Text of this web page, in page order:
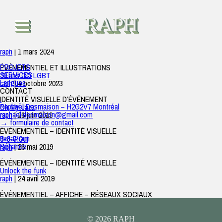
PROJETS
SERVICES
Langues
CONTACT
.
Raphaël Desmaison – H2G2V7 Montréal
raphael.desmaison@gmail.com
→ formulaire de contact
—
Instagram
Béhance
RAPH
|7 août 2025
ÉVÉNEMENTIEL
raph | 1 mars 2024
ÉVÉNEMENTIEL ET ILLUSTRATIONS
30 ans CQ LGBT
raph|4 octobre 2023
IDENTITÉ VISUELLE D’ÉVÉNEMENT
Oh My Jazz
raph|26 juin 2019
ÉVÉNEMENTIEL – IDENTITÉ VISUELLE
5-6-7 Oui
raph|26 mai 2019
ÉVÉNEMENTIEL – IDENTITÉ VISUELLE
Unlock the funk
raph | 24 avril 2019
ÉVÉNEMENTIEL – AFFICHE – RÉSEAUX SOCIAUX
© 2026 RAPH